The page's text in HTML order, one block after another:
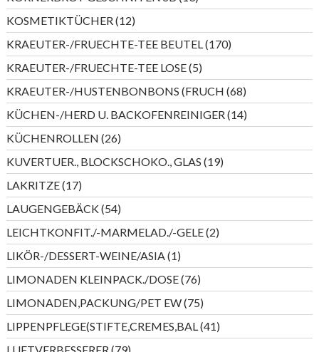
Produkte
KOSMETIKTÜCHER 1212
Produkte
KRAEUTER-/FRUECHTE-TEE BEUTEL 170170
Produkte
KRAEUTER-/FRUECHTE-TEE LOSE 55
Produkte
KRAEUTER-/HUSTENBONBONS (FRUCH 6868
Produkte
KÜCHEN-/HERD U. BACKOFENREINIGER 1414
Produkte
KÜCHENROLLEN 2626
Produkte
KUVERTUER., BLOCKSCHOKO., GLAS 1919
Produkte
LAKRITZE 1717
Produkte
LAUGENGEBÄCK 5454
Produkte
LEICHTKONFIT./-MARMELAD./-GELE 22
Produkte
LIKÖR-/DESSERT-WEINE/ASIA 11
Produkt
LIMONADEN KLEINPACK./DOSE 7676
Produkte
LIMONADEN,PACKUNG/PET EW 7575
Produkte
LIPPENPFLEGE(STIFTE,CREMES,BAL 4141
Produkte
79